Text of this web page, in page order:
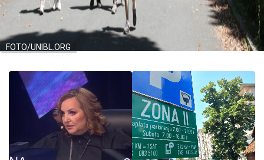
FOTO/UNIBL.ORG